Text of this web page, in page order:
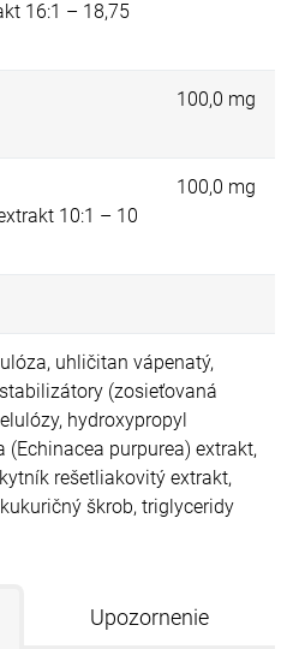
16:1 – 18,75
100,0 mg
10:1 – 10
100,0 mg
uhličitan vápenatý,
(zosieťovaná
hydroxypropyl
(Echinacea purpurea) extrakt,
rešetliakovitý extrakt,
škrob, triglyceridy
Upozornenie